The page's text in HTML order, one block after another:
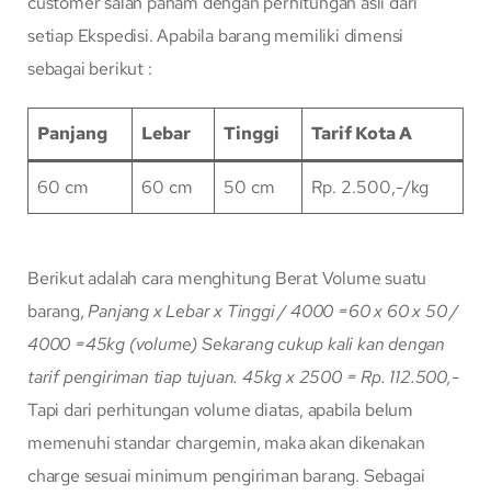
setiap Ekspedisi. Apabila barang memiliki dimensi
sebagai berikut :
Panjang Lebar Tinggi Tarif Kota A
60 cm 60 cm 50 cm Rp. 2.500,-/kg
Berikut adalah cara menghitung Berat Volume suatu
barang,Panjang x Lebar x Tinggi / 4000 =60 x 60 x 50 /
4000 =45kg (volume)Sekarang cukup kali kan dengan
tarif pengiriman tiap tujuan. 45kg x 2500 = Rp. 112.500,-
Tapi dari perhitungan volume diatas, apabila belum
memenuhi standar chargemin, maka akan dikenakan
charge sesuai minimum pengiriman barang. Sebagai